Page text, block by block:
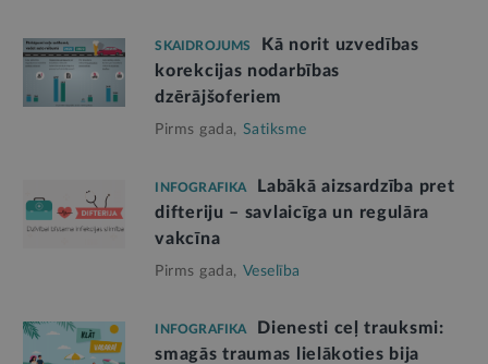
SKAIDROJUMS
Kā norit uzvedības
korekcijas nodarbības
dzērājšoferiem
Pirms gada, Satiksme
INFOGRAFIKA
Labākā aizsardzība pret
difteriju – savlaicīga un regulāra
vakcīna
Pirms gada, Veselība
INFOGRAFIKA
Dienesti ceļ trauksmi:
smagās traumas lielākoties bija